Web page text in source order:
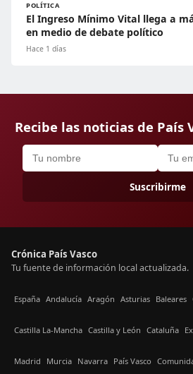
POLÍTICA
El Ingreso Mínimo Vital llega a
en medio de debate político
Hace 1 días
Recibe las noticias de País
Suscribirme
Crónica País Vasco
Tu fuente de información local actualizada.
España Andalucía Aragón Asturias Baleares
Castilla La-Mancha Castilla y León Cataluña
Madrid Murcia Navarra País Vasco